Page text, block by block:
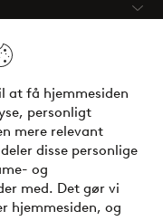
at få hjemmesiden
personligt
mere relevant
disse personlige
og
med. Det gør vi
hjemmesiden, og
eller del op
?